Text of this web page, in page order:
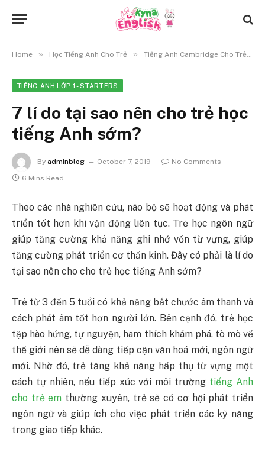
Home » Học Tiếng Anh Cho Trẻ » Tiếng Anh Cambridge Cho Trẻ
TIẾNG ANH LỚP 1 - STARTERS
7 lí do tại sao nên cho trẻ học
tiếng Anh sớm?
By adminblog October 7, 2019
No Comments
6 Mins Read
Theo các nhà nghiên cứu, não bộ sẽ hoạt động và phát
triển tốt hơn khi vận động liên tục. Trẻ học ngôn ngữ
giúp tăng cường khả năng ghi nhớ vốn từ vựng, giúp
tăng cường phát triển cơ thần kinh. Đây có phải là lí do
tại sao nên cho cho trẻ học tiếng Anh sớm?
Trẻ từ 3 đến 5 tuổi có khả năng bắt chước âm thanh và
cách phát âm tốt hơn người lớn. Bên cạnh đó, trẻ học
tập hào hứng, tự nguyện, ham thích khám phá, tò mò về
thế giới nên sẽ dễ dàng tiếp cận văn hoá mới, ngôn ngữ
mới. Nhờ đó, trẻ tăng khả năng hấp thụ từ vựng một
cách tự nhiên, nếu tiếp xúc với môi trường tiếng Anh
cho trẻ em thường xuyên, trẻ sẽ có cơ hội phát triển
ngôn ngữ và giúp ích cho việc phát triển các kỹ năng
trong giao tiếp khác.